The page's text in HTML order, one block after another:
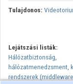
Tulajdonos:
Lejátszási listák:
Hálózatbiztonság,
hálózatmenedzsment,
rendszerek